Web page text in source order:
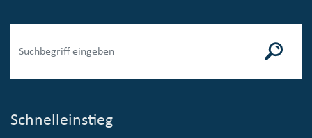
Schnelleinstieg